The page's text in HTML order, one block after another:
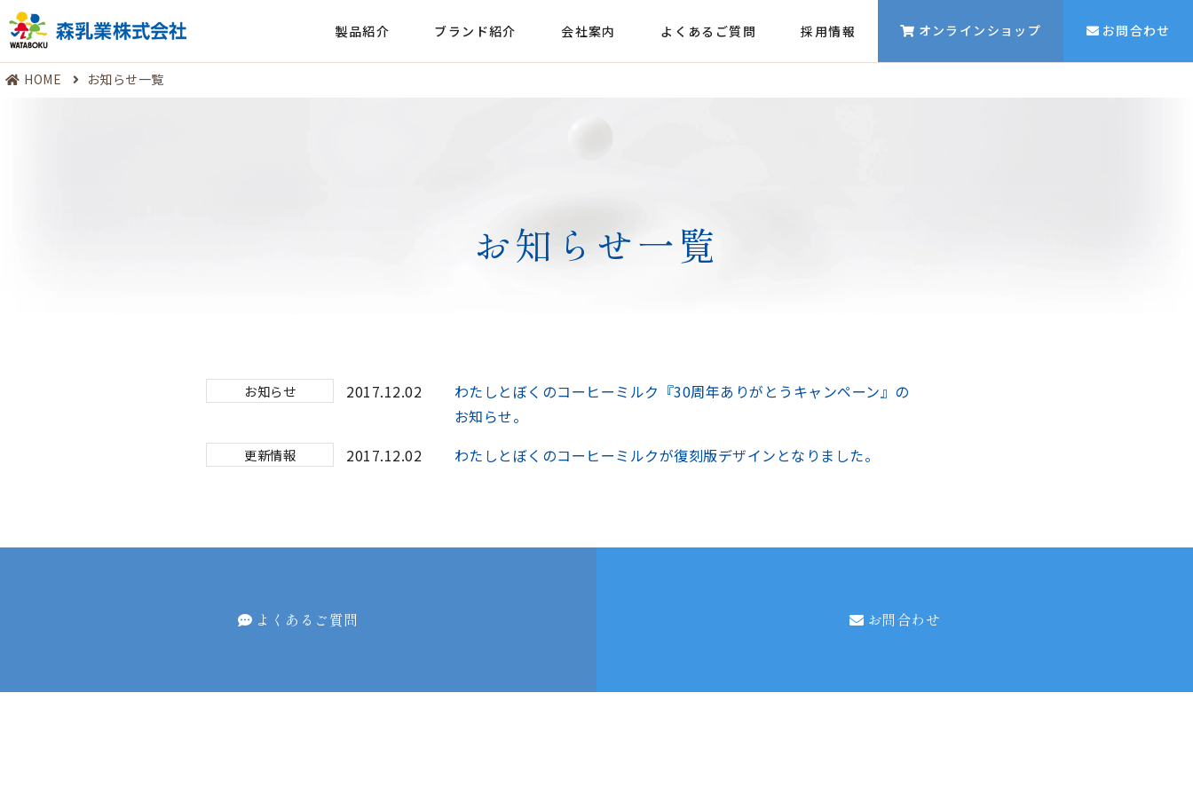
製品紹介 ブランド紹介 会社案内 よくあるご質問 採用情報 オンラインショップ お問合わせ
HOME お知らせ一覧
お知らせ一覧
お知らせ 2017.12.02
わたしとぼくのコーヒーミルク『30周年ありがとうキャンペーン』の
お知らせ。
更新情報 2017.12.02 わたしとぼくのコーヒーミルクが復刻版デザインとなりました。
よくあるご質問 お問合わせ